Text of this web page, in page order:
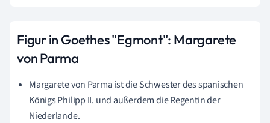
Figur in Goethes "Egmont": Margarete
von Parma
Margarete von Parma ist die Schwester des spanischen
Königs Philipp II. und außerdem die Regentin der
Niederlande.